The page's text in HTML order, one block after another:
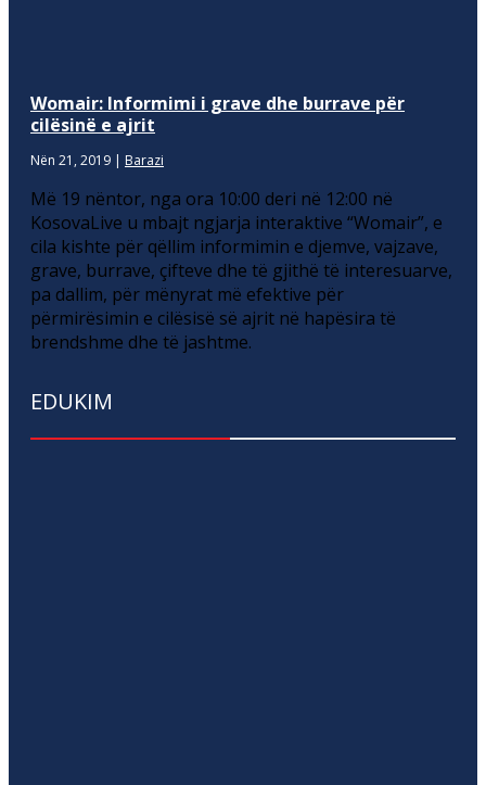
Womair: Informimi i grave dhe burrave për
cilësinë e ajrit
Nën 21, 2019 | Barazi
Më 19 nëntor, nga ora 10:00 deri në 12:00 në
KosovaLive u mbajt ngjarja interaktive “Womair”, e
cila kishte për qëllim informimin e djemve, vajzave,
grave, burrave, çifteve dhe të gjithë të interesuarve,
pa dallim, për mënyrat më efektive për
përmirësimin e cilësisë së ajrit në hapësira të
brendshme dhe të jashtme.
EDUKIM